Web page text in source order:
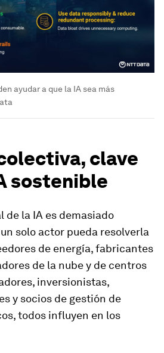
ayudar a que la IA sea más
clave
sostenible
de la IA es demasiado
solo actor pueda resolverla
de energía, fabricantes
de la nube y de centros
inversionistas,
y socios de gestión de
todos influyen en los